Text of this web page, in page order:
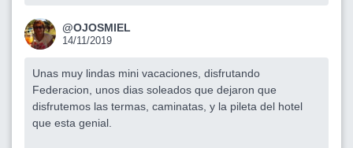
@OJOSMIEL
14/11/2019
Unas muy lindas mini vacaciones, disfrutando
Federacion, unos dias soleados que dejaron que
disfrutemos las termas, caminatas, y la pileta del hotel
que esta genial.